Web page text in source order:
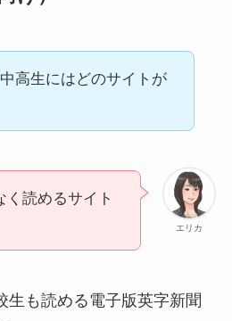
高生にはどのサイトが
エリカ
く読めるサイト
生も読める電子版英字新聞